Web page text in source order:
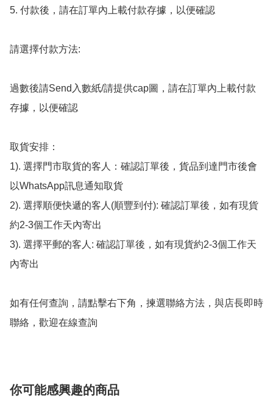
5. 付款後，請在訂單內上載付款存據，以便確認
請選擇付款方法:
過數後請Send入數紙/請提供cap圖，請在訂單內上載付款
存據，以便確認
取貨安排：
1). 選擇門市取貨的客人：確認訂單後，貨品到達門市後會
以WhatsApp訊息通知取貨
2). 選擇順便快遞的客人(順豐到付): 確認訂單後，如有現貨
約2-3個工作天內寄出
3). 選擇平郵的客人: 確認訂單後，如有現貨約2-3個工作天
內寄出
如有任何查詢，請點擊右下角，揀選聯絡方法，與店長即時
聯絡，歡迎在線查詢
你可能感興趣的商品